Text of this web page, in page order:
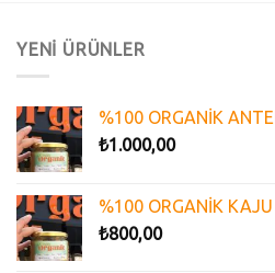
YENİ ÜRÜNLER
%100 ORGANİK
₺1.000,00
%100 ORGANİK KAJU
₺800,00